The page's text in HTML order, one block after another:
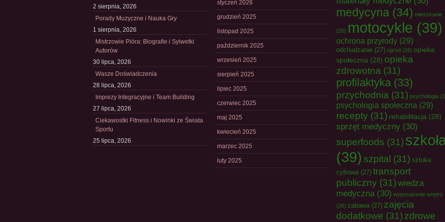
2 sierpnia, 2026
Porady Muzyczne i Nauka Gry
1 sierpnia, 2026
Mistrzowie Pióra: Biografie i Sylwetki
Autorów
30 lipca, 2026
Wasze Doświadczenia
28 lipca, 2026
Imprezy Integracyjne i Team Building
27 lipca, 2026
Ciekawostki Fitness i Nowinki ze Świata
Sportu
25 lipca, 2026
styczeń 2026
grudzień 2025
listopad 2025
październik 2025
wrzesień 2025
sierpień 2025
lipiec 2025
czerwiec 2025
maj 2025
kwiecień 2025
marzec 2025
luty 2025
medycyna (34) mieszkanie
(26) motocykle (39)
ochrona przyrody (29)
odchudzanie (27) ogród (26) opieka
społeczna (28) opieka
zdrowotna (31)
profilaktyka (33)
przychodnia (31) psychologia
psychologia społeczna (29)
recepty (31) rehabilitacja (28)
sprzęt medyczny (30)
superfoods (31)
(39) szpital (31) sztuka
cyfrowa (27) transport
publiczny (31) wiedza
medyczna(30) wyposażenie wnętrz
(26) zabawa (27) zajęcia
dodatkowe (31) zdrowe